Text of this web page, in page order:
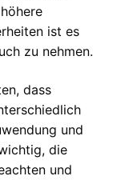
ist es
zu nehmen.
dass
und
die
und